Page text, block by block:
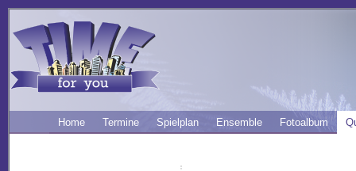
Home Termine Spielplan Ensemble Fotoalbum